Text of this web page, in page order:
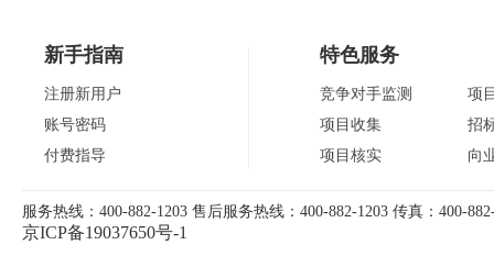
新手指南
注册新用户
账号密码
付费指导
特色服务
竞争对手监测
项目收集
项目核实
项
招
向
服务热线：400-882-1203 售后服务热线：400-882-1203 传真：400-
京ICP备19037650号-1